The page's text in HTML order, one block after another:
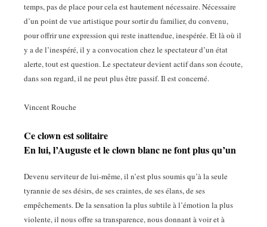
temps, pas de place pour cela est hautement nécessaire. Nécessaire
d’un point de vue artistique pour sortir du familier, du convenu,
pour offrir une expression qui reste inattendue, inespérée. Et là où il
y a de l’inespéré, il y a convocation chez le spectateur d’un état
alerte, tout est question. Le spectateur devient actif dans son écoute,
dans son regard, il ne peut plus être passif. Il est concerné.
Vincent Rouche
Ce clown est solitaire
En lui, l’Auguste et le clown blanc ne font plus qu’un
Devenu serviteur de lui-même, il n’est plus soumis qu’à la seule
tyrannie de ses désirs, de ses craintes, de ses élans, de ses
empêchements. De la sensation la plus subtile à l’émotion la plus
violente, il nous offre sa transparence, nous donnant à voir et à